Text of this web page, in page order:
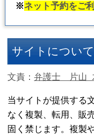
※ネット予約をご
サイトについて
文責： 弁護士 片山
当サイトが提供する
なく複製、転用、販
固く禁じます。複製